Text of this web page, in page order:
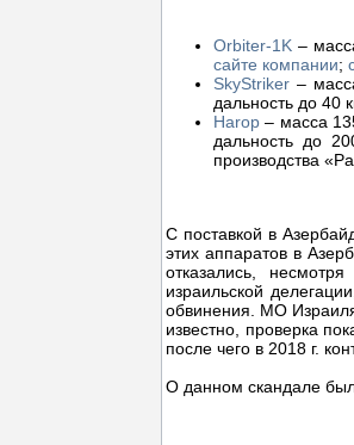
Orbiter-1K –
сайте компании;
SkyStriker –
дальность до 40
Harop – масса
дальность до
производства
С поставкой в
этих аппаратов в
отказались,
израильской
обвинения. МО Израиля
известно, проверка
после чего в 2018 г.
О данном скандале